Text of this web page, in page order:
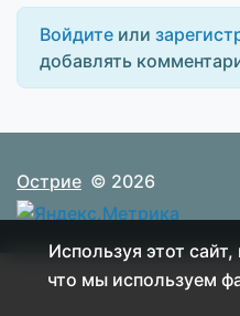
Войдите или
добавлять
Острие © 2026
Используя этот
что мы используем